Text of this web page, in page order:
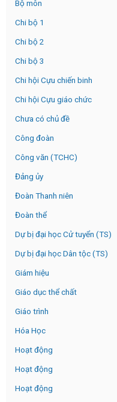
Bộ môn
Chi bộ 1
Chi bộ 2
Chi bộ 3
Chi hội Cựu chiến binh
Chi hội Cựu giáo chức
Chưa có chủ đề
Công đoàn
Công văn (TCHC)
Đảng ủy
Đoàn Thanh niên
Đoàn thể
Dự bị đại học Cử tuyển (TS)
Dự bị đại học Dân tộc (TS)
Giám hiệu
Giáo dục thể chất
Giáo trình
Hóa Học
Hoạt động
Hoạt động
Hoạt động